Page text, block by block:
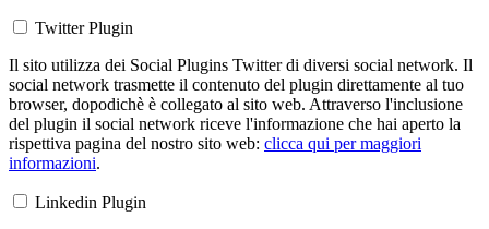
Twitter Plugin
Il sito utilizza dei Social Plugins Twitter di diversi social network. Il
social network trasmette il contenuto del plugin direttamente al tuo
browser, dopodichè è collegato al sito web. Attraverso l'inclusione
del plugin il social network riceve l'informazione che hai aperto la
rispettiva pagina del nostro sito web: clicca qui per maggiori
informazioni.
Linkedin Plugin